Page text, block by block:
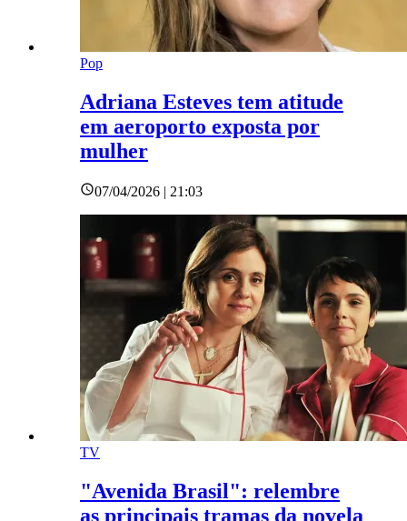
Pop
Adriana Esteves tem atitude
em aeroporto exposta por
mulher
07/04/2026 | 21:03
TV
"Avenida Brasil": relembre
as principais tramas da novela